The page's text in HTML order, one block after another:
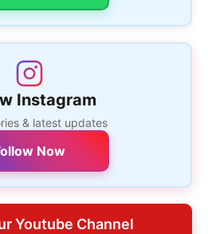
Instagram
& latest updates
Now
Youtube Channel